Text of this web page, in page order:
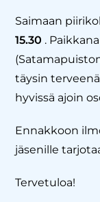
Saimaan
15.30 .
täysin
hyvissä ajoin
Ennakkoon
jäsenille
Tervetuloa!